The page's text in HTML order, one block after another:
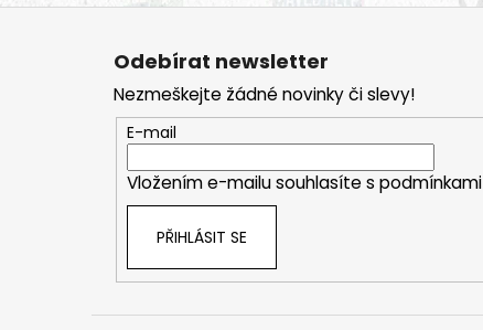
Z
Odebírat newsletter
Nezmeškejte žádné novinky či slevy!
E-mail
Vložením e-mailu souhlasíte s
PŘIHLÁSIT SE